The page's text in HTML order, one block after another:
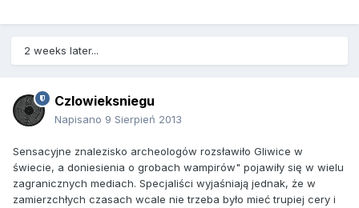
2 weeks later...
Czlowieksniegu
Napisano 9 Sierpień 2013
Sensacyjne znalezisko archeologów rozsławiło Gliwice w
świecie, a doniesienia o grobach wampirów" pojawiły się w wielu
zagranicznych mediach. Specjaliści wyjaśniają jednak, że w
zamierzchłych czasach wcale nie trzeba było mieć trupiej cery i